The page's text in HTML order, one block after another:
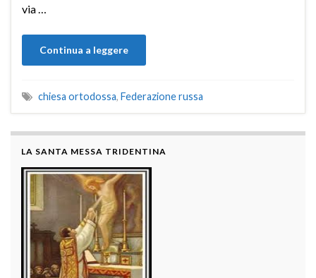
via …
Continua a leggere
chiesa ortodossa, Federazione russa
LA SANTA MESSA TRIDENTINA